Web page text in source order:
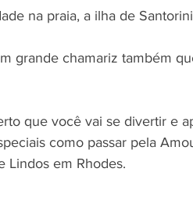
na praia, a ilha de
grande chamariz também
que você vai se divertir e
como passar pela
Lindos em Rhodes.